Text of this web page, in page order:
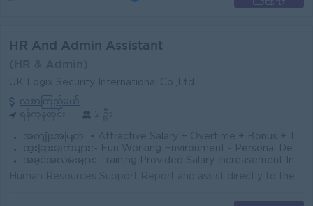
HR And Admin Assistant
UK Logix Security International Co.,Ltd
လစာကြည့်မယ်
အကျိုးအမြတ်: • Attractive Salary + Overtime + Bonus + Travelling Allowance • Annual Bonus and Salary Increment • Leave Refund • Ferry Provided
ထူးခြားချက်များ: - Fun Working Environment - Personal Development opportunity - Professional and Good Career path
အခွင့်အလမ်းများ:
Training Provided Salary Increasement In touch with foreign Expert and Technicians